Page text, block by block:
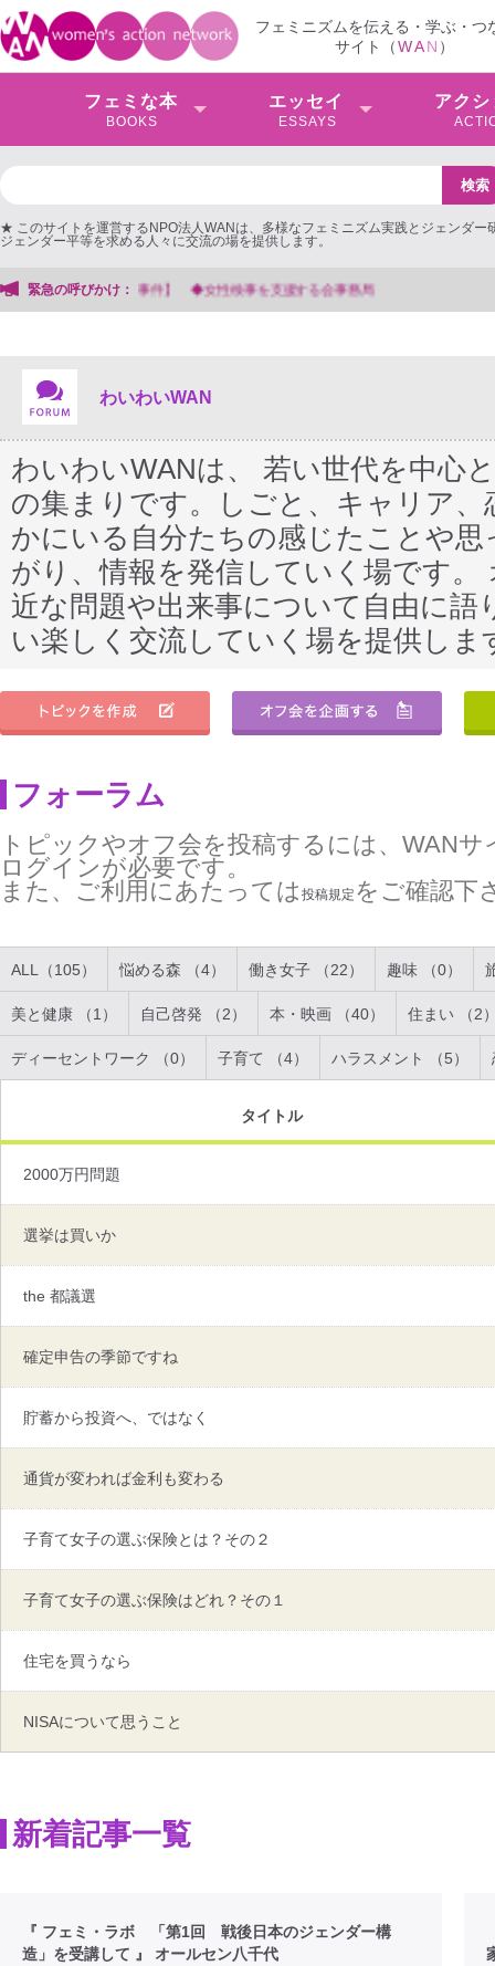
フェミニズムを伝える・学ぶ・つ
サイト（WAN ）
フェミな本
BOOKS
エッセイ
ESSAYS
アクシ
★ このサイトを運営するNPO法人WANは、多様なフェミニズム実践とジェンダー
ジェンダー平等を求める人々に交流の場を提供します。
緊急の呼びかけ： 【抗議文】2026年3月13日第6次男女共同参画基本計画の
わいわいWAN
わいわいWANは、 若い世代を中心
の集まりです。しごと、キャリア
かにいる自分たちの感じたことや
がり、情報を発信していく場です
近な問題や出来事について自由に
い楽しく交流していく場を提供しま
フォーラム
トピックやオフ会を投稿するには、WAN
ログインが必要です。
また、ご利用にあたっては 投稿規定 をご確認下
ALL（105） 悩める森 （4） 働き女子 （22） 趣味 （0）
美と健康 （1） 自己啓発 （2） 本・映画 （40） 住まい （2
ディーセントワーク （0） 子育て （4） ハラスメント （5）
タイトル
2000万円問題
選挙は買いか
the 都議選
確定申告の季節ですね
貯蓄から投資へ、ではなく
通貨が変われば金利も変わる
子育て女子の選ぶ保険とは？その２
子育て女子の選ぶ保険はどれ？その１
住宅を買うなら
NISAについて思うこと
新着記事一覧
『 フェミ・ラボ 「第1回 戦後日本のジェンダー構
造」を受講して 』 オールセン八千代